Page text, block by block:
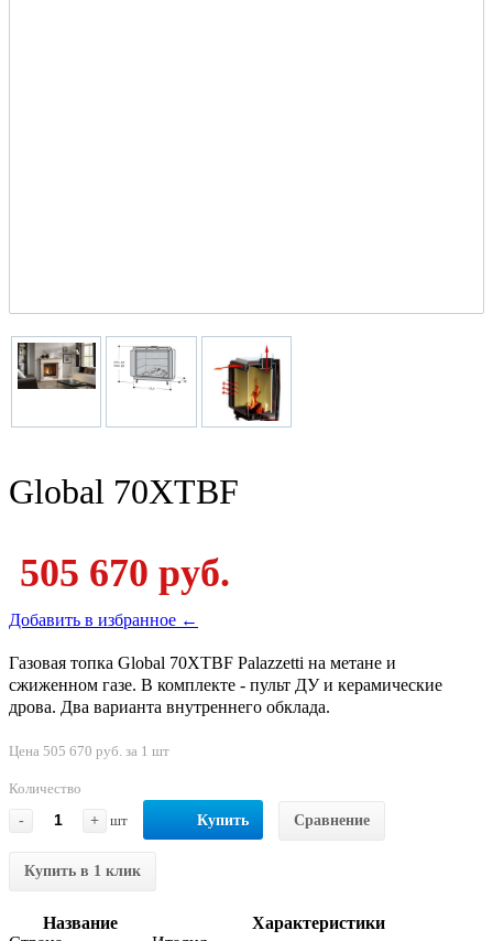
Global 70XTBF
505 670 руб.
Добавить в избранное ←
Газовая топка Global 70XTBF Palazzetti на метане и
сжиженном газе. В комплекте - пульт ДУ и керамические
дрова. Два варианта внутреннего обклада.
Цена 505 670 руб. за 1 шт
Количество
-
+ шт Купить Сравнение
Купить в 1 клик
Название
Характеристики